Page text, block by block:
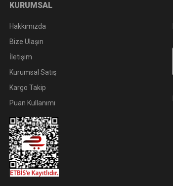
KURUMSAL
Hakkımızda
Bize Ulaşın
İletişim
Kurumsal Satış
Kargo Takip
Puan Kullanımı